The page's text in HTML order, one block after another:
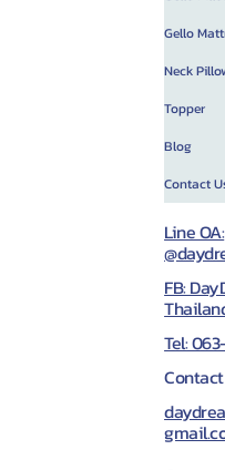
Gello
Neck
Topper
Blog
Contact
Line OA:
FB:
Tel: